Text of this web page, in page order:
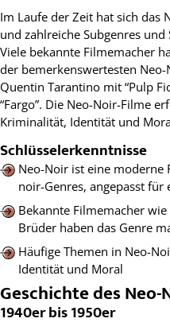
Im Laufe der Zeit hat sich das
und zahlreiche Subgenres
Viele bekannte Filmemacher
der bemerkenswertesten
Quentin Tarantino mit “Pulp
“Fargo”. Die Neo-Noir-Filme
Kriminalität, Identität und
Schlüsselerkenntnisse
Neo-Noir ist eine moderne
noir-Genres, angepasst für
Bekannte Filmemacher
Brüder haben das Genre
Häufige Themen in Neo-
Identität und Moral
Geschichte des Neo-
1940er bis 1950er